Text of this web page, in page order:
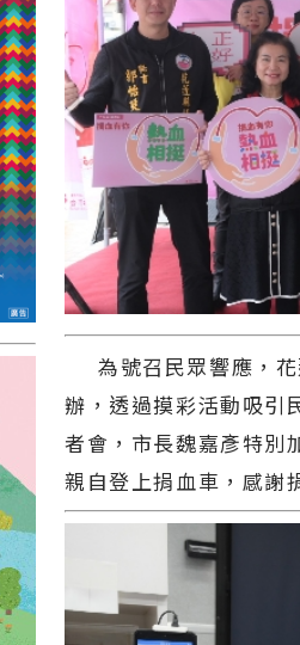
為號召民眾響應，花
辦，透過摸彩活動吸引
者會，市長魏嘉彥特別
親自登上捐血車，感謝